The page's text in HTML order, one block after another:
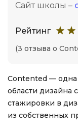
Сайт школы –
Рейтинг
(3 отзыва о
Contented —
области дизайна
стажировки в
из собственных